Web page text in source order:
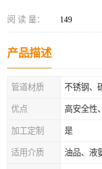
阅 读 量： 149
产品描述
管道材质 不锈钢、
优点 高安全性
加工定制 是
适用介质 油品、液